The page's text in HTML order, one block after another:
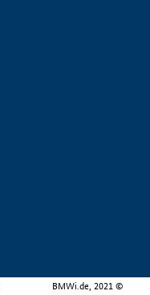
BMWi.de, 2021 ©